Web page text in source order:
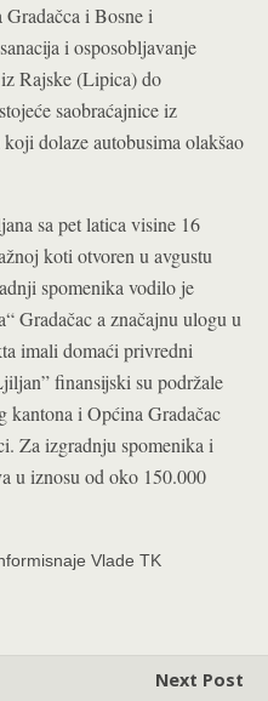
Gradačca i Bosne i
i osposobljavanje
Rajske (Lipica) do
saobraćajnice iz
dolaze autobusima olakšao
sa pet latica visine 16
koti otvoren u avgustu
spomenika vodilo je
Gradačac a značajnu ulogu u
imali domaći privredni
finansijski su podržale
kantona i Općina Gradačac
Za izgradnju spomenika i
u iznosu od oko 150.000
Vlade TK
Next Post